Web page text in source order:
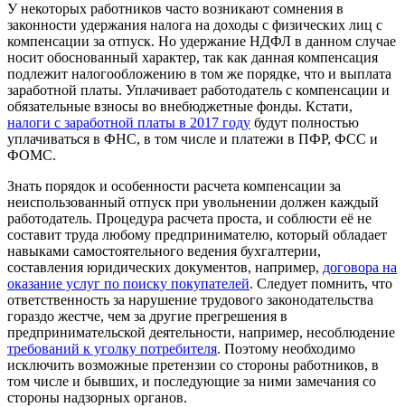
У некоторых работников часто возникают сомнения в
законности удержания налога на доходы с физических лиц с
компенсации за отпуск. Но удержание НДФЛ в данном случае
носит обоснованный характер, так как данная компенсация
подлежит налогообложению в том же порядке, что и выплата
заработной платы. Уплачивает работодатель с компенсации и
обязательные взносы во внебюджетные фонды. Кстати,
налоги с заработной платы в 2017 году будут полностью
уплачиваться в ФНС, в том числе и платежи в ПФР, ФСС и
ФОМС.
Знать порядок и особенности расчета компенсации за
неиспользованный отпуск при увольнении должен каждый
работодатель. Процедура расчета проста, и соблюсти её не
составит труда любому предпринимателю, который обладает
навыками самостоятельного ведения бухгалтерии,
составления юридических документов, например, договора на
оказание услуг по поиску покупателей. Следует помнить, что
ответственность за нарушение трудового законодательства
гораздо жестче, чем за другие прегрешения в
предпринимательской деятельности, например, несоблюдение
требований к уголку потребителя. Поэтому необходимо
исключить возможные претензии со стороны работников, в
том числе и бывших, и последующие за ними замечания со
стороны надзорных органов.